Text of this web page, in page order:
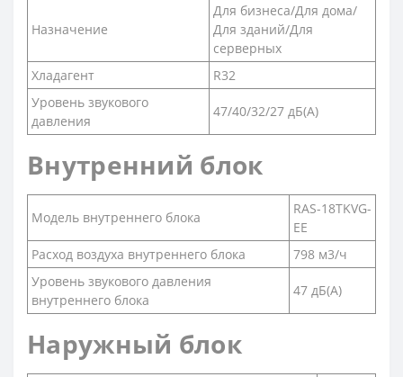
Назначение
Для бизнеса/Для дома/
Для зданий/Для
серверных
Хладагент
R32
Уровень звукового
давления
47/40/32/27 дБ(А)
Внутренний блок
Модель внутреннего блока
RAS-18TKVG-
EE
Расход воздуха внутреннего блока
798 м3/ч
Уровень звукового давления
внутреннего блока
47 дБ(А)
Наружный блок